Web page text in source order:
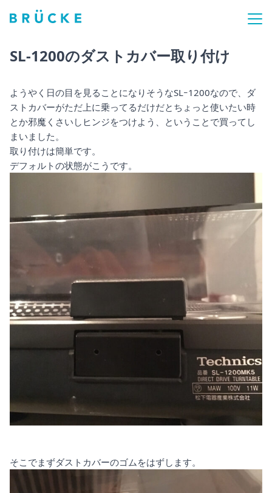
SL-1200のダストカバー取り付け
ようやく日の目を見ることになりそうなSLｰ1200なので、ダ
ストカバーがただ上に乗ってるだけだとちょっと使いたい時
とか邪魔くさいしヒンジをつけよう、ということで買ってし
まいました。
取り付けは簡単です。
デフォルトの状態がこうです。
そこでまずダストカバーのゴムをはずします。